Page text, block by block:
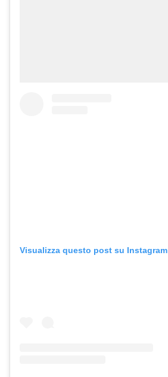
Visualizza questo post su Instagram